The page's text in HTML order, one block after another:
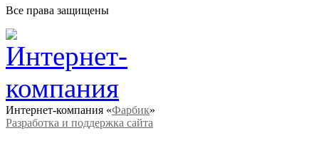
Все права защищены
Интернет-компания «Фарбик»
Разработка и поддержка сайта